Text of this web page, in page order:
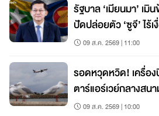
รัฐบาล ‘เมียนมา’ เมิ
ปัดปล่อยตัว ‘ซูจี’ ไร้
พิเศษ
09 ส.ค. 2569 | 11:00
รอดหวุดหวิด! เครื่อ
ตาร์แอร์เวย์กลางสน
09 ส.ค. 2569 | 10:00